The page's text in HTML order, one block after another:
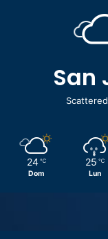
San
24 ℃
Dom
25 ℃
Lun